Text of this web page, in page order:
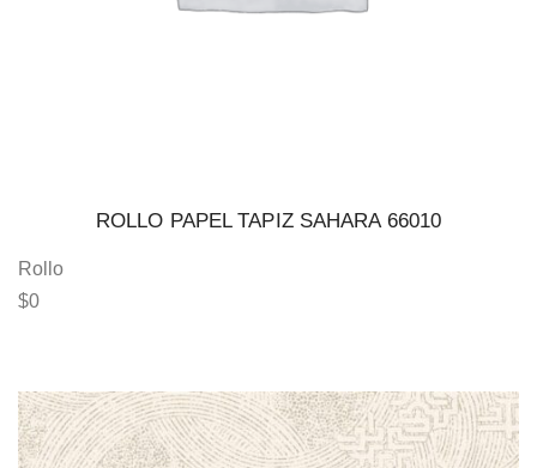
ROLLO PAPEL TAPIZ SAHARA 66010
Rollo
$0